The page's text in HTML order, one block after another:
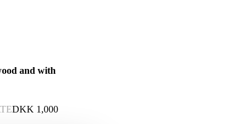
and with
DKK 1,000